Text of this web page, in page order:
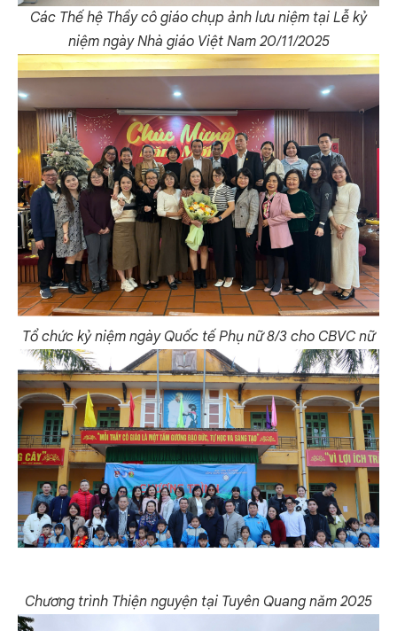
Các Thế hệ Thầy cô giáo chụp ảnh lưu niệm tại Lễ kỷ
niệm ngày Nhà giáo Việt Nam 20/11/2025
Tổ chức kỷ niệm ngày Quốc tế Phụ nữ 8/3 cho CBVC nữ
Chương trình Thiện nguyện tại Tuyên Quang năm 2025